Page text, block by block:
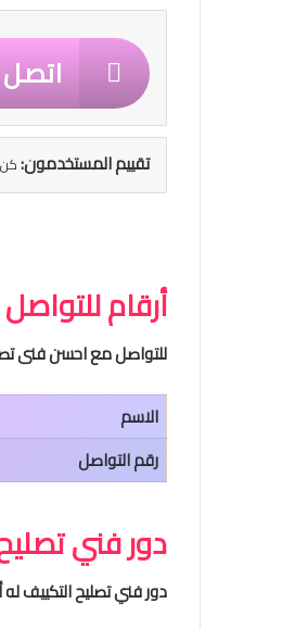
اتصل
تقييم المستخدمون:
أرقام
للتواصل مع احسن فنى
الاسم
رقم التواصل
دور فني
دور فني تصليح التكييف